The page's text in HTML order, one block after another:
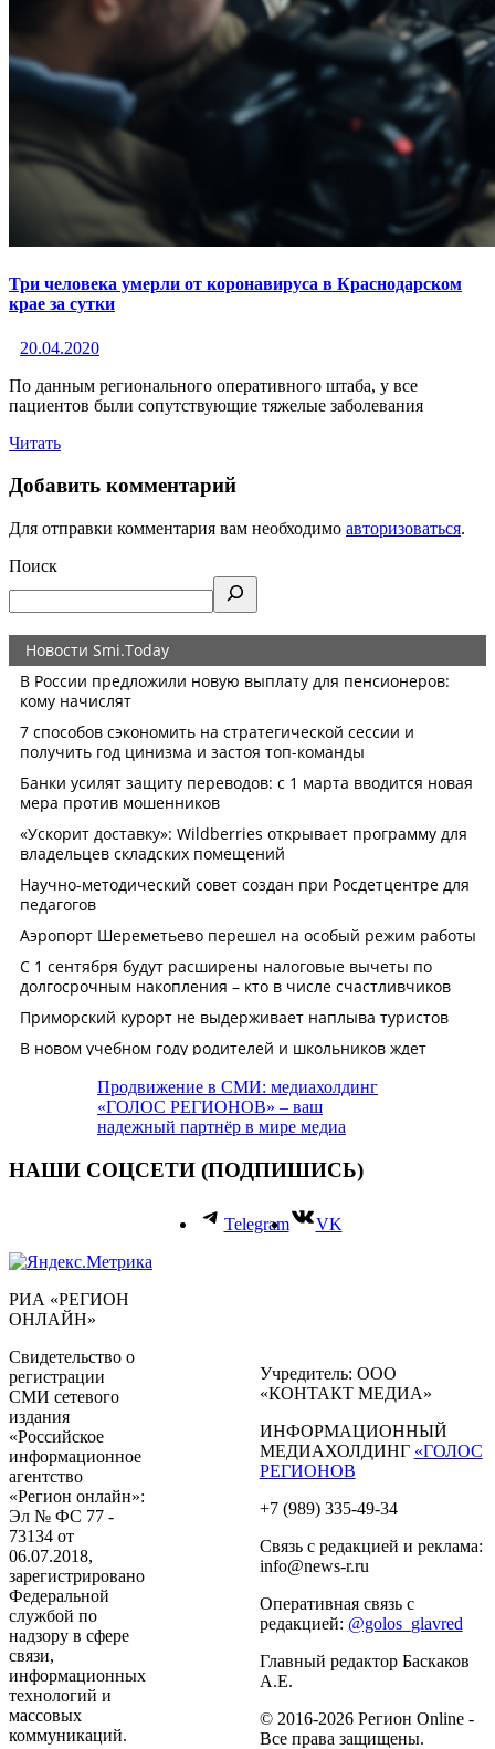
Три человека умерли от коронавируса в Краснодарском
крае за сутки
20.04.2020
По данным регионального оперативного штаба, у все
пациентов были сопутствующие тяжелые заболевания
Читать
Добавить комментарий
Для отправки комментария вам необходимо авторизоваться.
Поиск
Продвижение в СМИ: медиахолдинг
«ГОЛОС РЕГИОНОВ» – ваш
надежный партнёр в мире медиа
НАШИ СОЦСЕТИ (ПОДПИШИСЬ)
Telegram VK
РИА «РЕГИОН
ОНЛАЙН»
Свидетельство о
регистрации
СМИ сетевого
издания
«Российское
информационное
агентство
«Регион онлайн»:
Эл № ФС 77 -
73134 от
06.07.2018,
зарегистрировано
Федеральной
службой по
надзору в сфере
связи,
информационных
технологий и
массовых
коммуникаций.
Учредитель: ООО
«КОНТАКТ МЕДИА»
ИНФОРМАЦИОННЫЙ
МЕДИАХОЛДИНГ «ГОЛОС
РЕГИОНОВ
+7 (989) 335-49-34
Связь с редакцией и реклама:
info@news-r.ru
Оперативная связь с
редакцией: @golos_glavred
Главный редактор Баскаков
А.Е.
© 2016-2026 Регион Online -
Все права защищены.